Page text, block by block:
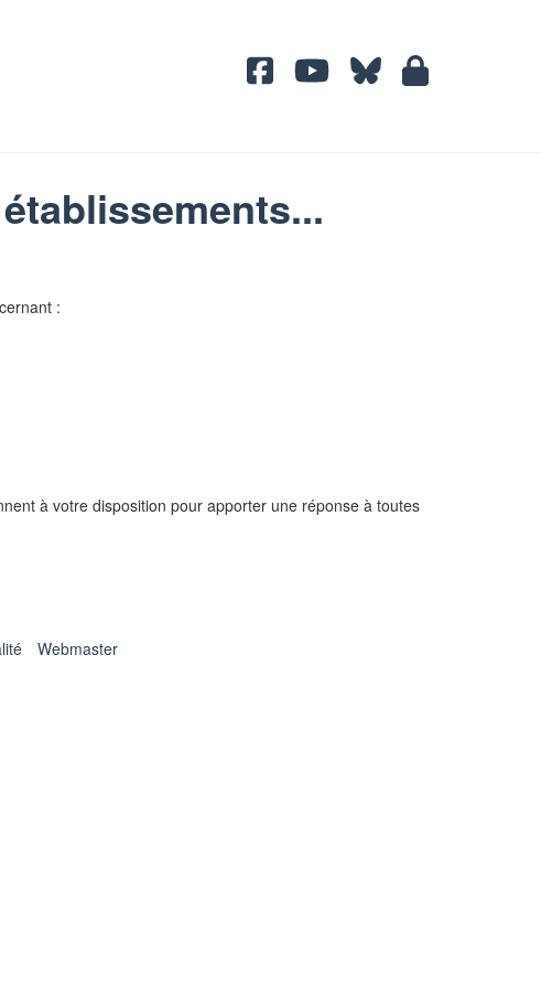
:
à votre disposition pour apporter une réponse à toutes
Webmaster